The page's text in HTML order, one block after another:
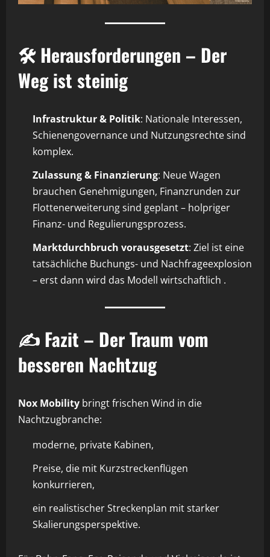
🛠️ Herausforderungen – Der
Weg ist steinig
Infrastruktur & Politik: Nationale Interessen,
Schienengovernance und Nutzungsrechte sind
komplex.
Zulassung & Finanzierung: Neue Wagen
brauchen Genehmigungen, Finanzrunden zur
Flottenerweiterung sind geplant – holpriger
Finanz- und Regulierungsprozess.
Marktdurchbruch vorausgesetzt: Ziel ist eine
tatsächliche Buchungs- und Nachfrageexplosion
– erst dann wird das Modell wirtschaftlich .
✍️ Fazit – Der Traum vom
besseren Nachtzug
Nox Mobility bringt frischen Wind in die
Nachtzugbranche:
moderne, private Kabinen,
Preise, die mit Kurzstreckenflügen
konkurrieren,
ein realistischer Streckenplan mit starker
Skalierungsperspektive.